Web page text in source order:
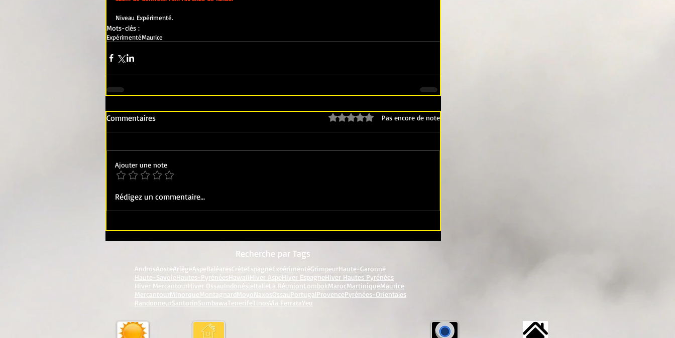
Niveau Expérimenté.
Mots-clés :
ExpérimentéMaurice
Commentaires Noté 0 étoile sur 5. Pas encore de note
Ajouter une note
Rédigez un commentaire...
Recherche par Tags
AndrosAosteAriègeAspeBaléaresCrèteEspagneExpérimentéGrimpeurHaute-Garonne
Haute-SavoieHautes-PyrénéesHawaiiHiver AspeHiver EspagneHiver Hautes Pyrénées
Hiver MercantourHiver OssauIndonésieItalieLa RéunionLombokMarocMartiniqueMaurice
MercantourMinorqueMontagnardMoyoNaxosOssauPortugalProvencePyrénées-Orientales
RandonneurSantorinSumbawaTenerifeTinosVia FerrataYeu